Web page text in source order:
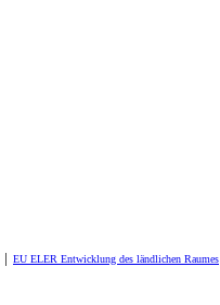
EU ELER Entwicklung des ländlichen Raumes